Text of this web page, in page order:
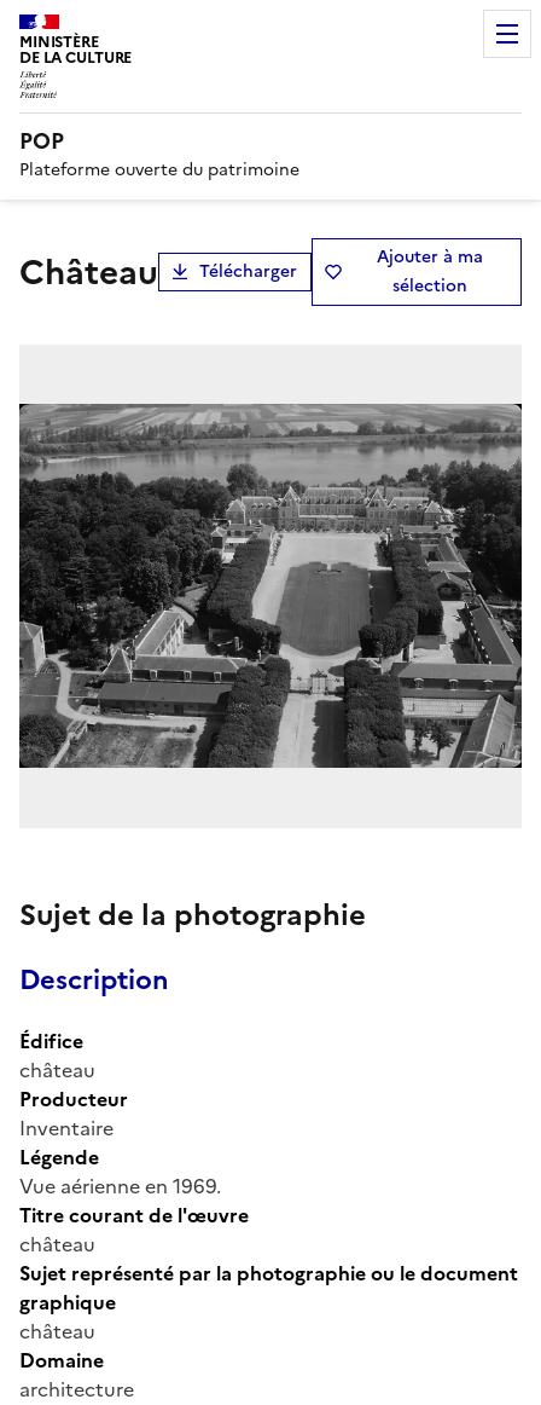
MINISTÈRE
DE LA CULTURE
POP
Plateforme ouverte du patrimoine
château Télécharger
Ajouter à ma
sélection
Sujet de la photographie
Description
Édifice
château
Producteur
Inventaire
Légende
Vue aérienne en 1969.
Titre courant de l'œuvre
château
Sujet représenté par la photographie ou le document
graphique
château
Domaine
architecture